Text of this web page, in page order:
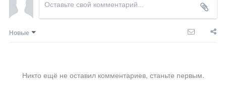
Новые
Никто ещё не оставил комментариев, станьте первым.